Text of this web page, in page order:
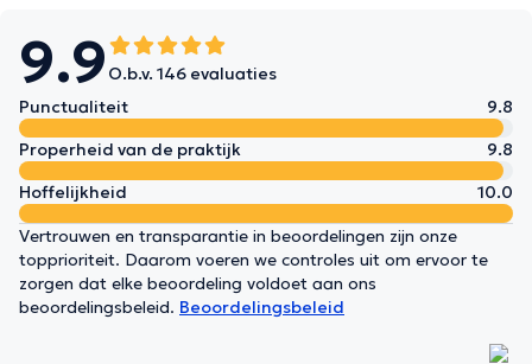
9.9 O.b.v. 146 evaluaties
Punctualiteit
9.8
Properheid van de praktijk
9.8
Hoffelijkheid
10.0
Vertrouwen en transparantie in beoordelingen zijn onze
topprioriteit. Daarom voeren we controles uit om ervoor te
zorgen dat elke beoordeling voldoet aan ons
beoordelingsbeleid. Beoordelingsbeleid